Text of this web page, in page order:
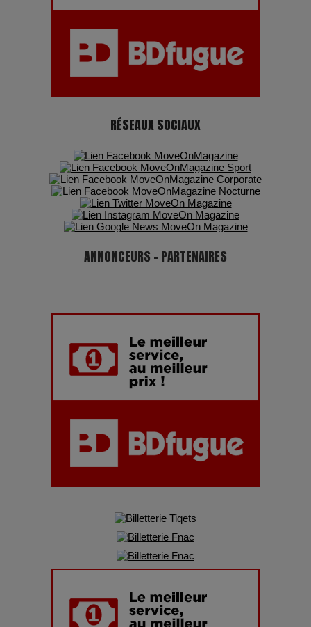
Pharaonic Festival 2025 : 10 ans d’électro sous les
montagnes, une fête à ne pas manquer
RÉSEAUX SOCIAUX
ANNONCEURS - PARTENAIRES